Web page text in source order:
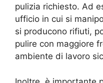
pulizia richiesto. Ad
ufficio in cui si
si producono rifiuti,
pulire con maggiore
ambiente di lavoro